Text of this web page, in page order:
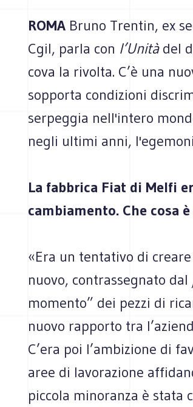
ROMA Bruno Trentin, ex
Cgil, parla con l’Unità del
cova la rivolta. C’è una
sopporta condizioni
serpeggia nell'intero
negli ultimi anni,
La fabbrica Fiat di Melfi
cambiamento. Che cosa
«Era un tentativo di
nuovo, contrassegnato dal
momento” dei pezzi di
nuovo rapporto tra
C’era poi l’ambizione di
aree di lavorazione
piccola minoranza è stata